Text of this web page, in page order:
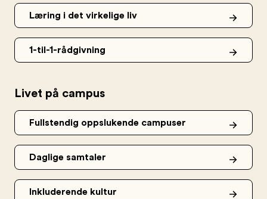
Læring i det virkelige liv
1-til-1-rådgivning
Livet på campus
Fullstendig oppslukende campuser
Daglige samtaler
Inkluderende kultur